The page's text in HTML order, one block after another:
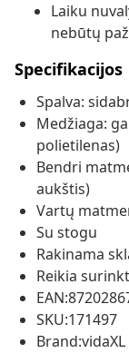
Laiku
nebūtų
Specifikacijos
Spalva:
Medžiaga:
polietilenas)
Bendri
aukštis)
Vartų
Su stogu
Rakinama
Reikia
SKU:171497
Brand:vidaXL